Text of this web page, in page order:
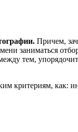
Причем,
заниматься
тем,
критериям, как: